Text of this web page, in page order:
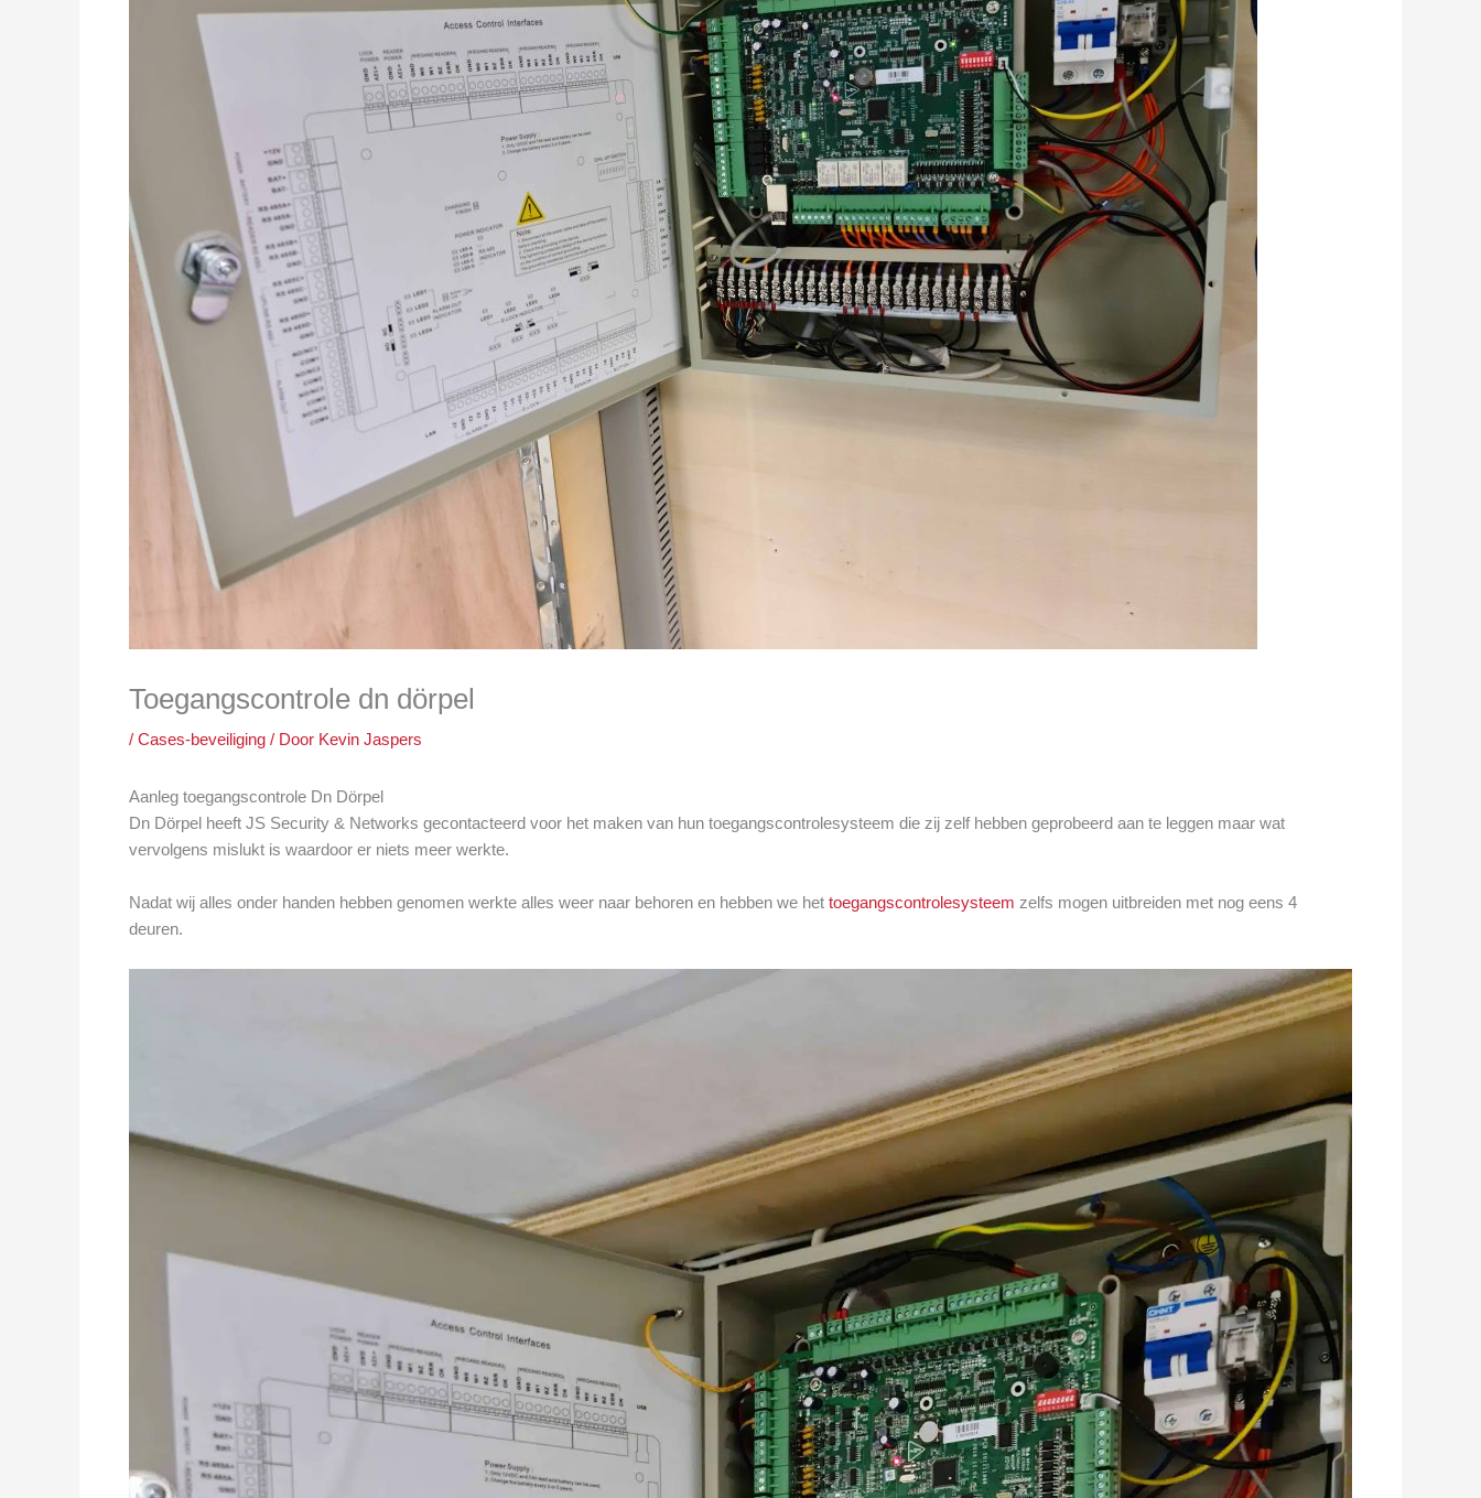
Toegangscontrole dn dörpel
/ Cases-beveiliging / Door Kevin Jaspers
Aanleg toegangscontrole Dn Dörpel
Dn Dörpel heeft JS Security & Networks gecontacteerd voor het maken van hun toegangscontrolesysteem die zij zelf hebben geprobeerd aan te leggen maar wat
vervolgens mislukt is waardoor er niets meer werkte.
Nadat wij alles onder handen hebben genomen werkte alles weer naar behoren en hebben we het toegangscontrolesysteem zelfs mogen uitbreiden met nog eens 4
deuren.